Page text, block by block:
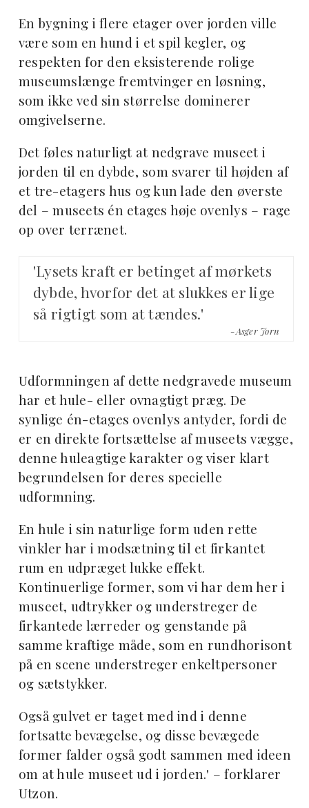
En bygning i flere etager over jorden ville
være som en hund i et spil kegler, og
respekten for den eksisterende rolige
museumslænge fremtvinger en løsning,
som ikke ved sin størrelse dominerer
omgivelserne.
Det føles naturligt at nedgrave museet i
jorden til en dybde, som svarer til højden af
et tre-etagers hus og kun lade den øverste
del – museets én etages høje ovenlys – rage
op over terrænet.
'Lysets kraft er betinget af mørkets
dybde, hvorfor det at slukkes er lige
så rigtigt som at tændes.'
-Asger Jorn
Udformningen af dette nedgravede museum
har et hule- eller ovnagtigt præg. De
synlige én-etages ovenlys antyder, fordi de
er en direkte fortsættelse af museets vægge,
denne huleagtige karakter og viser klart
begrundelsen for deres specielle
udformning.
En hule i sin naturlige form uden rette
vinkler har i modsætning til et firkantet
rum en udpræget lukke effekt.
Kontinuerlige former, som vi har dem her i
museet, udtrykker og understreger de
firkantede lærreder og genstande på
samme kraftige måde, som en rundhorisont
på en scene understreger enkeltpersoner
og sætstykker.
Også gulvet er taget med ind i denne
fortsatte bevægelse, og disse bevægede
former falder også godt sammen med ideen
om at hule museet ud i jorden.' – forklarer
Utzon.